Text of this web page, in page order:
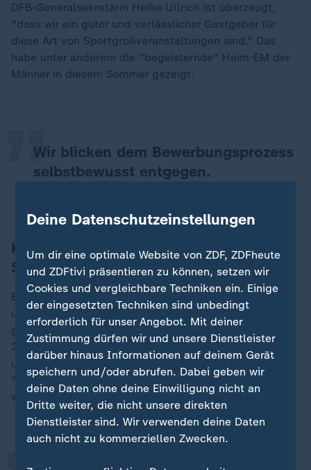
DFB-Generalsekretärin Heike Ullrich ist überzeugt,
"dass wir ein guter und verlässlicher Gastgeber für
diese Art von Sportgroßveranstaltungen sind." Das
habe unter anderem die "begeisternde" Heim-EM der
Männer in diesem Sommer gezeigt.
Wir blicken dem Bewerbungsprozess
selbstbewusst entgegen.
„
Konkurrenz aus Dänemark und
Schweden
Es gibt Konkurrenz für Deutschland: Auch Schweden
und Dänemark haben offiziell ihr Interesse an der
gemeinsamen Ausrichtung der Fußball-EM der Frauen
2029 erklärt. Die beiden Verbände SvFF (Schweden)
und DBU (Dänemark) verkündeten, die "größte" und
"bestbesuchte Frauen-EM aller Zeiten" organisieren zu
wollen.
„
Deine Datenschutzeinstellungen
Um dir eine optimale Website von ZDF, ZDFheute
und ZDFtivi präsentieren zu können, setzen wir
Cookies und vergleichbare Techniken ein. Einige
der eingesetzten Techniken sind unbedingt
erforderlich für unser Angebot. Mit deiner
Zustimmung dürfen wir und unsere Dienstleister
darüber hinaus Informationen auf deinem Gerät
speichern und/oder abrufen. Dabei geben wir
deine Daten ohne deine Einwilligung nicht an
Dritte weiter, die nicht unsere direkten
Dienstleister sind. Wir verwenden deine Daten
auch nicht zu kommerziellen Zwecken.